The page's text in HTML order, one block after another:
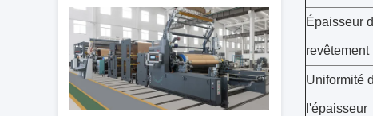
Épaisseur
revêtement
Uniformité
l'épaisseur